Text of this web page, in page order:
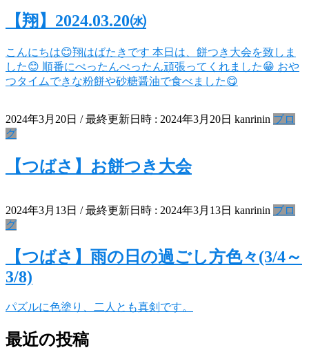
【翔】2024.03.20㈬
こんにちは😊翔はばたきです 本日は、餅つき大会を致しま
した😊 順番にぺったんぺったん頑張ってくれました😁 おや
つタイムできな粉餅や砂糖醤油で食べました😋
2024年3月20日 / 最終更新日時 : 2024年3月20日 kanrinin ブロ
グ
【つばさ】お餅つき大会
2024年3月13日 / 最終更新日時 : 2024年3月13日 kanrinin ブロ
グ
【つばさ】雨の日の過ごし方色々(3/4～
3/8)
パズルに色塗り、二人とも真剣です。
最近の投稿